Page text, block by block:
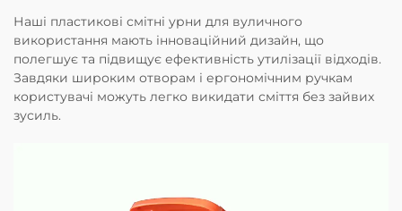
Наші пластикові смітні урни для вуличного
використання мають інноваційний дизайн, що
полегшує та підвищує ефективність утилізації відходів.
Завдяки широким отворам і ергономічним ручкам
користувачі можуть легко викидати сміття без зайвих
зусиль.